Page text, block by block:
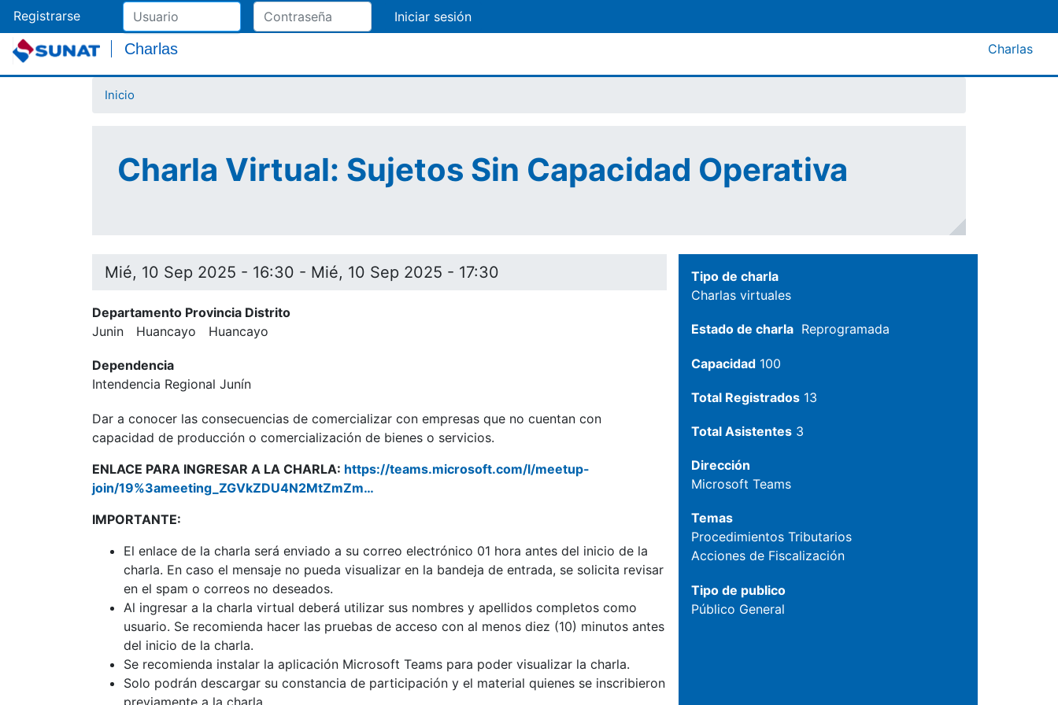
al
Registrarse
Charlas Charlas
Inicio
Charla Virtual: Sujetos Sin Capacidad Operativa
Mié, 10 Sep 2025 - 16:30 - Mié, 10 Sep 2025 - 17:30
Departamento Provincia Distrito
Junin
Huancayo Huancayo
Dependencia
Intendencia Regional Junín
Dar a conocer las consecuencias de comercializar con empresas que no cuentan con
capacidad de producción o comercialización de bienes o servicios.
ENLACE PARA INGRESAR A LA CHARLA: https://teams.microsoft.com/l/meetup-
join/19%3ameeting_ZGVkZDU4N2MtZmZm…
IMPORTANTE:
El enlace de la charla será enviado a su correo electrónico 01 hora antes del inicio de la
charla. En caso el mensaje no pueda visualizar en la bandeja de entrada, se solicita revisar
en el spam o correos no deseados.
Al ingresar a la charla virtual deberá utilizar sus nombres y apellidos completos como
usuario. Se recomienda hacer las pruebas de acceso con al menos diez (10) minutos antes
del inicio de la charla.
Se recomienda instalar la aplicación Microsoft Teams para poder visualizar la charla.
Solo podrán descargar su constancia de participación y el material quienes se inscribieron
previamente a la charla.
Tipo de charla
Charlas virtuales
Estado de charla Reprogramada
Capacidad 100
Total Registrados 13
Total Asistentes 3
Dirección
Microsoft Teams
Temas
Procedimientos Tributarios
Acciones de Fiscalización
Tipo de publico
Público General